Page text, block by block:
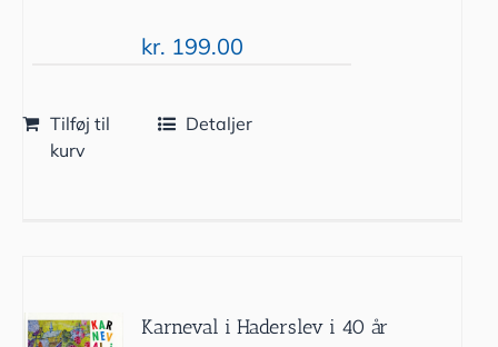
kr. 199.00
Tilføj til
kurv
Detaljer
Karneval i Haderslev i 40 år